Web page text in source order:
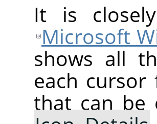
It is
Microsoft
shows all
each cursor
that can be